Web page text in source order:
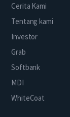
Cerita Kami
Tentang kami
Investor
Grab
Softbank
MDI
WhiteCoat